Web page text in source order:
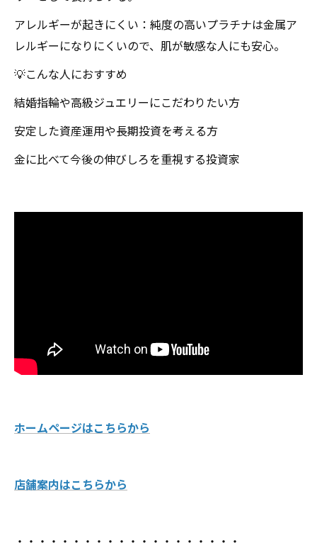
アレルギーが起きにくい：純度の高いプラチナは金属ア
レルギーになりにくいので、肌が敏感な人にも安心。
💡こんな人におすすめ
結婚指輪や高級ジュエリーにこだわりたい方
安定した資産運用や長期投資を考える方
金に比べて今後の伸びしろを重視する投資家
ホームページはこちらから
店舗案内はこちらから
・・・・・・・・・・・・・・・・・・・・